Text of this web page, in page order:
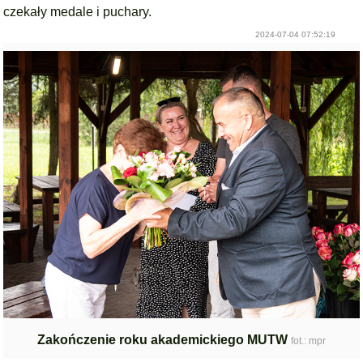
czekały medale i puchary.
2024-07-04 07:52:19
Zakończenie roku akademickiego MUTW fot.: mpr